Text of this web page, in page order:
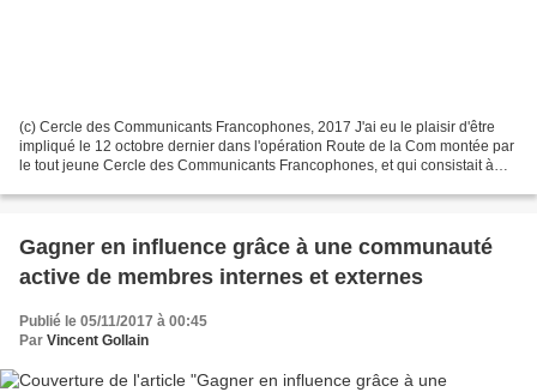
(c) Cercle des Communicants Francophones, 2017 J'ai eu le plaisir d'être
impliqué le 12 octobre dernier dans l'opération Route de la Com montée par
le tout jeune Cercle des Communicants Francophones, et qui consistait à
Gagner en influence grâce à une communauté
active de membres internes et externes
Publié le 05/11/2017 à 00:45
Par Vincent Gollain